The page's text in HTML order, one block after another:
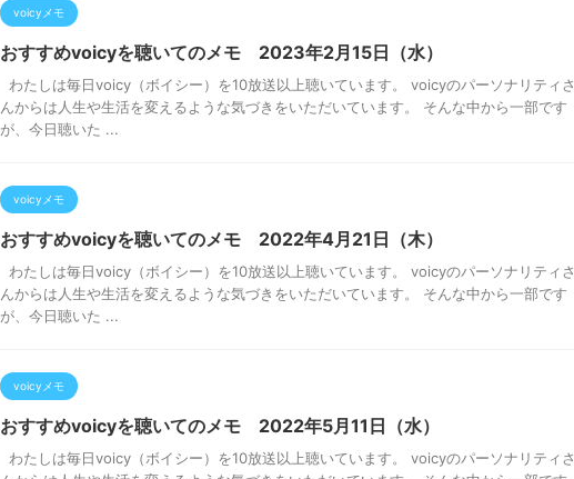
voicyメモ
おすすめvoicyを聴いてのメモ 2023年2月15日（水）
わたしは毎日voicy（ボイシー）を10放送以上聴いています。 voicyのパーソナリティさ
んからは人生や生活を変えるような気づきをいただいています。 そんな中から一部です
が、今日聴いた ...
voicyメモ
おすすめvoicyを聴いてのメモ 2022年4月21日（木）
わたしは毎日voicy（ボイシー）を10放送以上聴いています。 voicyのパーソナリティさ
んからは人生や生活を変えるような気づきをいただいています。 そんな中から一部です
が、今日聴いた ...
voicyメモ
おすすめvoicyを聴いてのメモ 2022年5月11日（水）
わたしは毎日voicy（ボイシー）を10放送以上聴いています。 voicyのパーソナリティさ